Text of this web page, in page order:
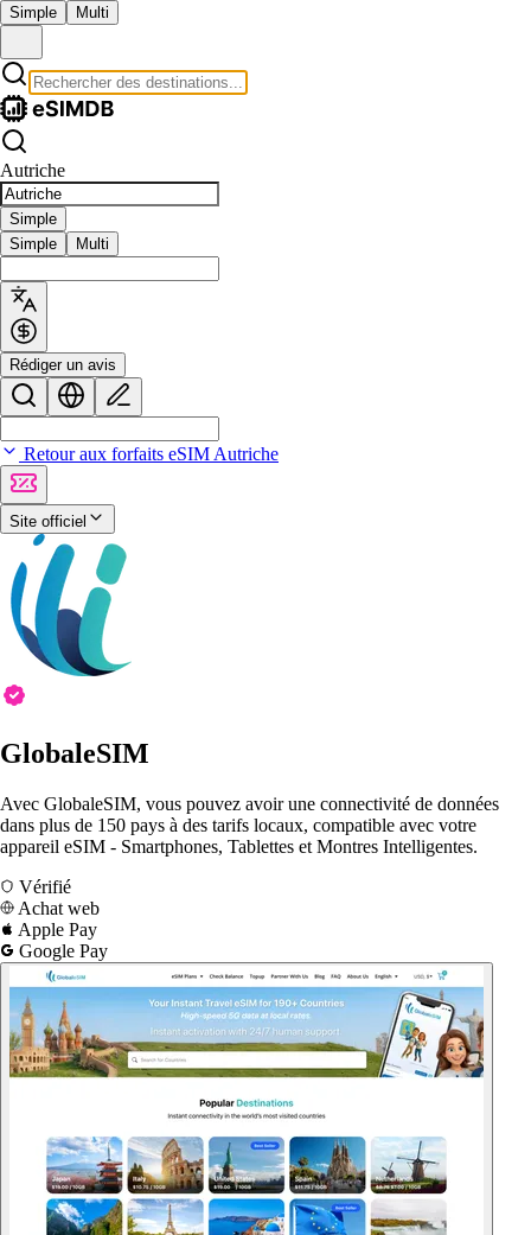
Simple Multi
Autriche
Simple
Simple
Multi
Rédiger un avis
Retour aux forfaits eSIM Autriche
Site officiel
GlobaleSIM
Avec GlobaleSIM, vous pouvez avoir une connectivité de données
dans plus de 150 pays à des tarifs locaux, compatible avec votre
appareil eSIM - Smartphones, Tablettes et Montres Intelligentes.
Vérifié
Achat web
Apple Pay
Google Pay